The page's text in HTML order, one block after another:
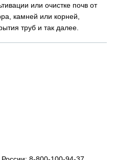
или очистке почв от
камней или корней,
труб и так далее.